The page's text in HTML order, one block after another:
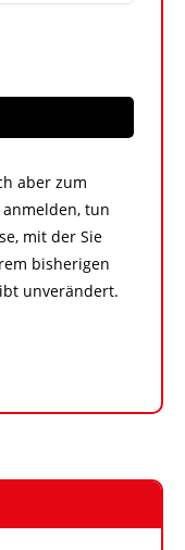
aber zum
tun
mit der Sie
bisherigen
unverändert.